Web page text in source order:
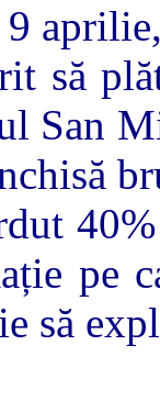
să
San
pe
să